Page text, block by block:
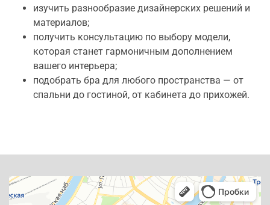
изучить разнообразие дизайнерских решений и
материалов;
получить консультацию по выбору модели,
которая станет гармоничным дополнением
вашего интерьера;
подобрать бра для любого пространства — от
спальни до гостиной, от кабинета до прихожей.